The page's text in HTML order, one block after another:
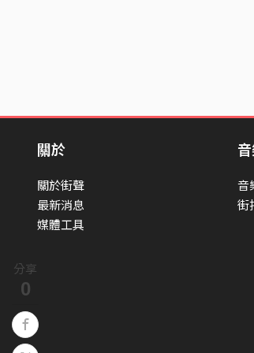
分享
0
關於
關於街聲
最新消息
媒體工具
音
街